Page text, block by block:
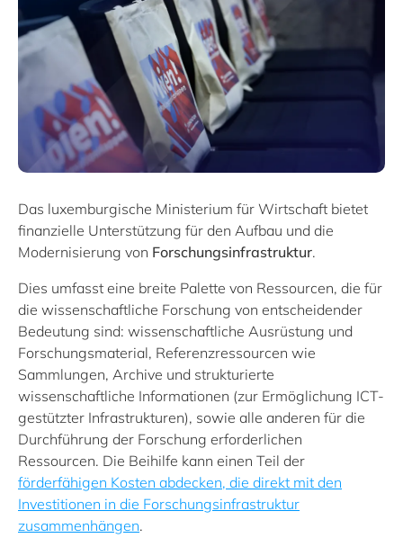
Das luxemburgische Ministerium für Wirtschaft bietet
finanzielle Unterstützung für den Aufbau und die
Modernisierung von Forschungsinfrastruktur.
Dies umfasst eine breite Palette von Ressourcen, die für
die wissenschaftliche Forschung von entscheidender
Bedeutung sind: wissenschaftliche Ausrüstung und
Forschungsmaterial, Referenzressourcen wie
Sammlungen, Archive und strukturierte
wissenschaftliche Informationen (zur Ermöglichung ICT-
gestützter Infrastrukturen), sowie alle anderen für die
Durchführung der Forschung erforderlichen
Ressourcen. Die Beihilfe kann einen Teil der
förderfähigen Kosten abdecken, die direkt mit den
Investitionen in die Forschungsinfrastruktur
zusammenhängen.